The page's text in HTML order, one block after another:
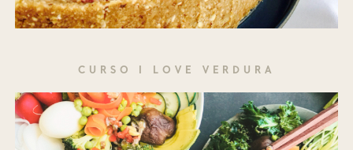
CURSO I LOVE VERDURA